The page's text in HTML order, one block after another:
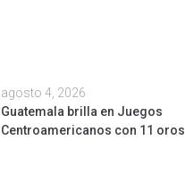
agosto 4, 2026
Guatemala brilla en Juegos
Centroamericanos con 11 oros